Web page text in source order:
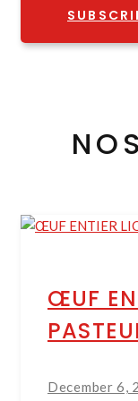
ŒUF
December 6,